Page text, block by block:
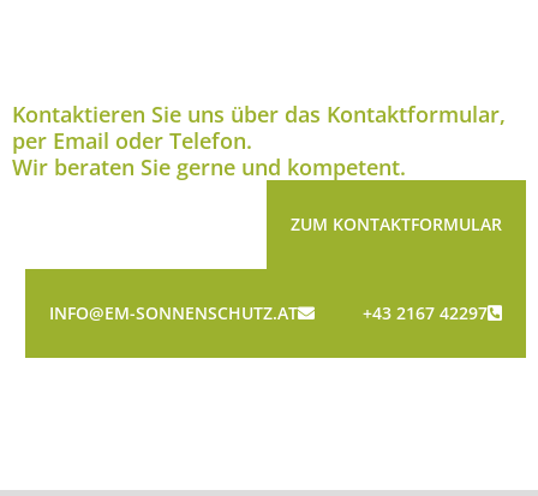
Kontaktieren Sie uns über das Kontaktformular,
per Email oder Telefon.
Wir beraten Sie gerne und kompetent.
ZUM KONTAKTFORMULAR
INFO@EM-SONNENSCHUTZ.AT +43 2167 42297